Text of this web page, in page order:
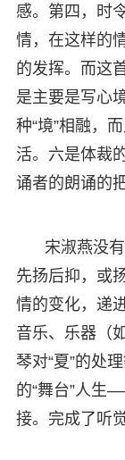
感。第四，时
情，在这样的
的发挥。而这
是主要是写心
种“境”相融，
活。六是体裁
诵者的朗诵的
宋淑燕没
先扬后抑，或
情的变化，递
音乐、乐器（
琴对“夏”的处
的“舞台”人生
接。完成了听